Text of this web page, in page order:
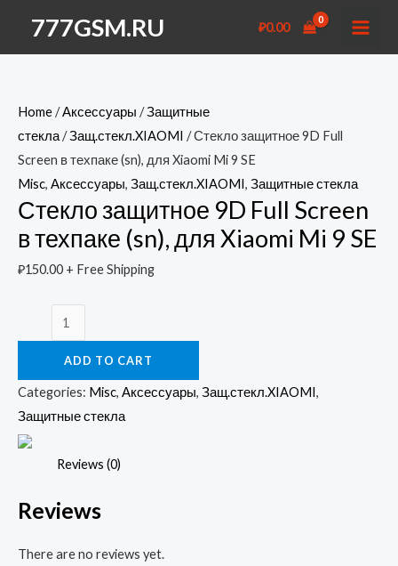
содержимому
777GSM.RU ₽0.00
Home/Аксессуары /Защитные
стекла/Защ.стекл.XIAOMI / Стекло защитное 9D Full
Screen в техпаке (sn), для Xiaomi Mi 9 SE
Misc, Аксессуары, Защ.стекл.XIAOMI, Защитные стекла
Стекло защитное 9D Full Screen
в техпаке (sn), для Xiaomi Mi 9 SE
₽150.00 + Free Shipping
защитное
Full
Screen
в
техпаке
для
Mi
ADD TO CART
Categories: Misc, Аксессуары, Защ.стекл.XIAOMI,
Защитные стекла
Reviews (0)
Reviews
There are no reviews yet.